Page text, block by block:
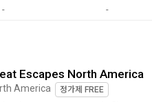
- -
Escapes North America
America 정가제 FREE